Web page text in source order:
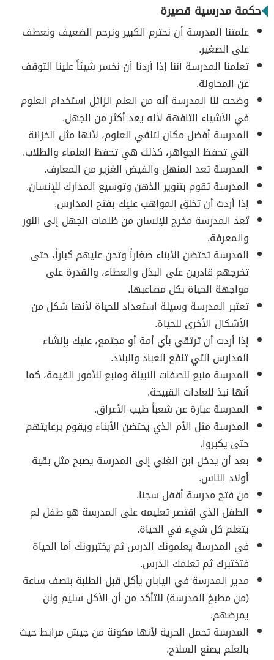
حكمة مدرسية قصيرة
علمتنا المدرسة أن نحترم الكبير ونرحم الضعيف ونعطف
على الصغير.
تعلمنا المدرسة أننا إذا أردنا أن نخسر شيئاً علينا التوقف
عن المحاولة.
وضحت لنا المدرسة أنه من العلم الزائل استخدام العلوم
في الأشياء التافهة لأنه يعد أكثر من الجهل.
المدرسة أفضل مكان لتلقي العلوم، لأنها مثل الخزانة
التي تحفظ الجواهر، كذلك هي تحفظ العلماء والطلاب.
المدرسة تعد المنهل والفيض الغزير من المعارف.
المدرسة تقوم بتنوير الذهن وتوسيع المدارك للإنسان.
إذا أردت أن تخلق المواهب عليك بفتح المدارس.
تُعد المدرسة مخرج للإنسان من ظلمات الجهل إلى النور
والمعرفة.
المدرسة تحتضن الأبناء صغاراً وتحن عليهم كباراً، حتى
تخرجهم قادرين على البذل والعطاء، والقدرة على
مواجهة الحياة بكل مصاعبها.
تعتبر المدرسة وسيلة استعداد للحياة لأنها شكل من
الأشكال الأخرى للحياة.
إذا أردت أن ترتقي بأي أمة أو مجتمع، عليك بإنشاء
المدارس التي تنفع العباد والبلاد.
المدرسة منبع للصفات النبيلة ومنبع للأمور القيمة، كما
أنها نبذ للعادات القبيحة.
المدرسة عبارة عن شعباً طيب الأعراق.
المدرسة مثل الأم الذي يحتضن الأبناء ويقوم برعايتهم
حتى يكبروا.
بعد أن يدخل ابن الغني إلى المدرسة يصبح مثل بقية
أولاد الناس.
من فتح مدرسة أقفل سجنا.
الطفل الذي اقتصر تعليمه على المدرسة هو طفل لم
يتعلم كل شيء في الحياة.
في المدرسة يعلمونك الدرس ثم يختبرونك أما الحياة
فتختبرك ثم تعلمك الدرس.
مدير المدرسة في اليابان يأكل قبل الطلبة بنصف ساعة
(من مطبخ المدرسة) للتأكد من أن الأكل سليم ولن
يمرضهم.
المدرسة تحمل الحرية لأنها مكونة من جيش مرابط حيث
بالعلم يصنع السلاح.